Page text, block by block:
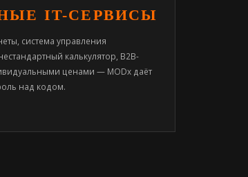
IT-СЕРВИСЫ
система управления
калькулятор, B2B-
ценами — MODx даёт
над кодом.